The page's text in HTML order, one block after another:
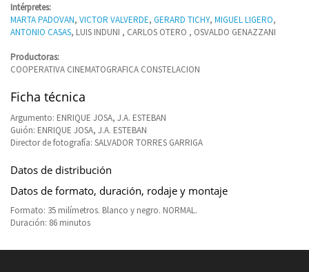
Intérpretes:
MARTA PADOVAN, VICTOR VALVERDE, GERARD TICHY, MIGUEL LIGERO,
ANTONIO CASAS, LUIS INDUNI , CARLOS OTERO , OSVALDO GENAZZANI
Productoras:
COOPERATIVA CINEMATOGRAFICA CONSTELACION
Ficha técnica
Argumento: ENRIQUE JOSA, J.A. ESTEBAN
Guión: ENRIQUE JOSA, J.A. ESTEBAN
Director de fotografía: SALVADOR TORRES GARRIGA
Datos de distribución
Datos de formato, duración, rodaje y montaje
Formato: 35 milímetros. Blanco y negro. NORMAL.
Duración: 86 minutos